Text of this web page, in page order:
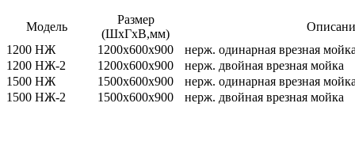
Модель
Размер
(ШхГхВ,мм)
1200 НЖ
1200х600х900
нерж. одинарная врезная
1200 НЖ-2
1200х600х900
нерж. двойная врезная мойка
1500 НЖ
1500х600х900
нерж. одинарная врезная
1500 НЖ-2
1500х600х900 нерж. двойная врезная мойка